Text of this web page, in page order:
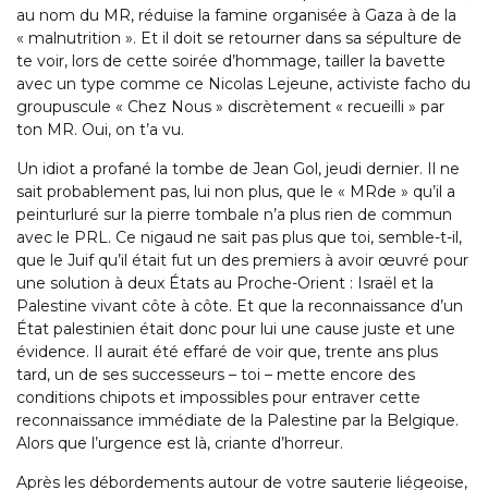
au nom du MR, réduise la famine organisée à Gaza à de la
« malnutrition ». Et il doit se retourner dans sa sépulture de
te voir, lors de cette soirée d’hommage, tailler la bavette
avec un type comme ce Nicolas Lejeune, activiste facho du
groupuscule « Chez Nous » discrètement « recueilli » par
ton MR. Oui, on t’a vu.
Un idiot a profané la tombe de Jean Gol, jeudi dernier. Il ne
sait probablement pas, lui non plus, que le « MRde » qu’il a
peinturluré sur la pierre tombale n’a plus rien de commun
avec le PRL. Ce nigaud ne sait pas plus que toi, semble-t-il,
que le Juif qu’il était fut un des premiers à avoir œuvré pour
une solution à deux États au Proche-Orient : Israël et la
Palestine vivant côte à côte. Et que la reconnaissance d’un
État palestinien était donc pour lui une cause juste et une
évidence. Il aurait été effaré de voir que, trente ans plus
tard, un de ses successeurs – toi – mette encore des
conditions chipots et impossibles pour entraver cette
reconnaissance immédiate de la Palestine par la Belgique.
Alors que l’urgence est là, criante d’horreur.
Après les débordements autour de votre sauterie liégeoise,